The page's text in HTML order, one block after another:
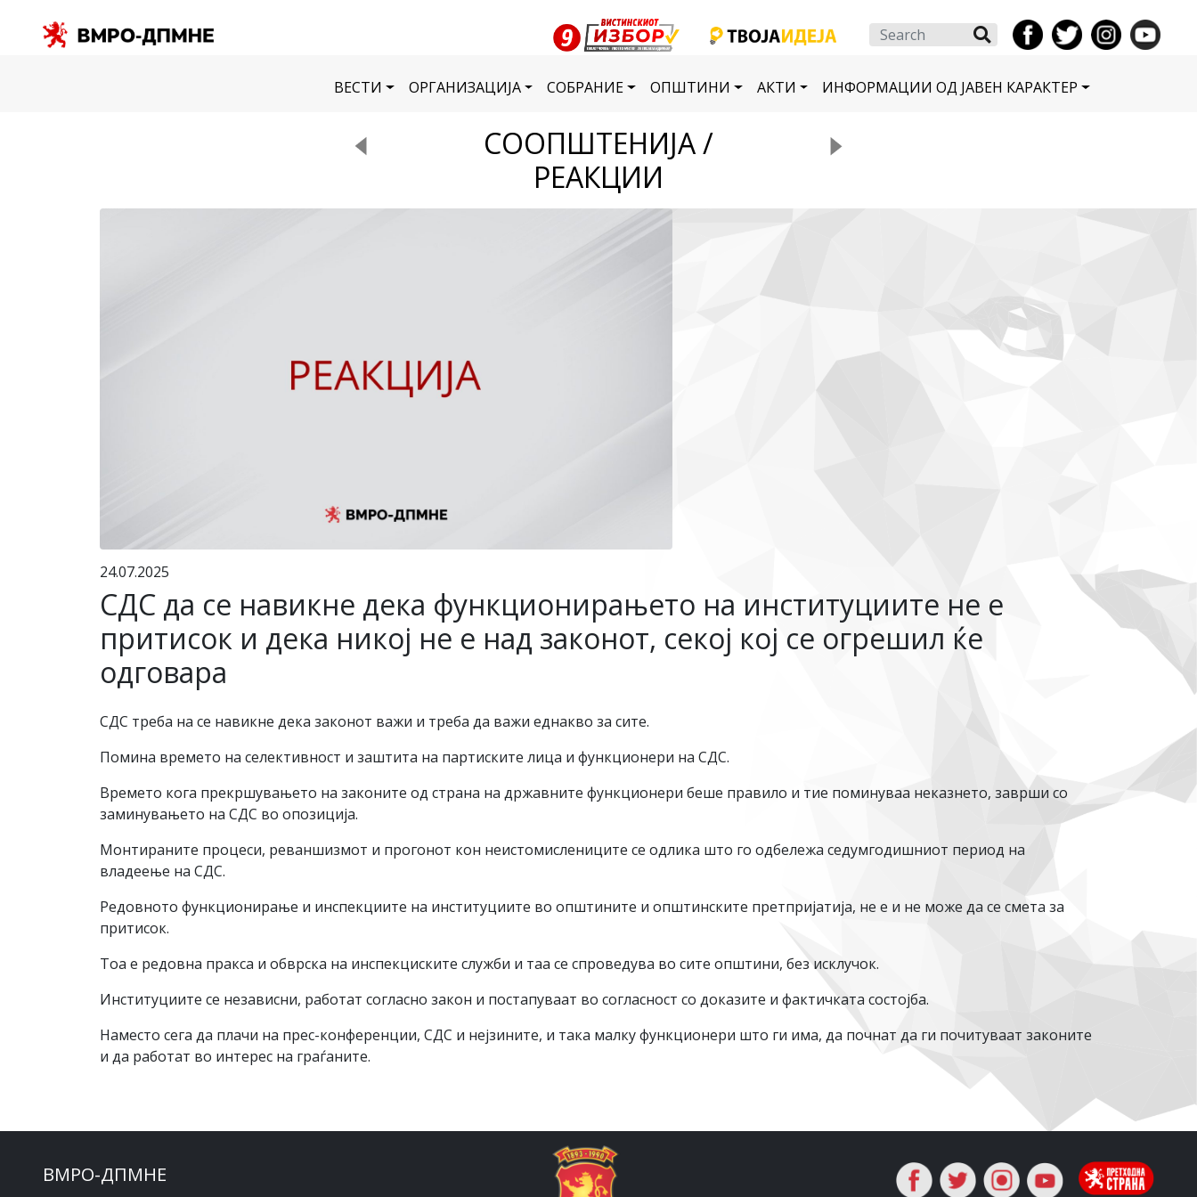
Search
ВЕСТИ ОРГАНИЗАЦИЈА СОБРАНИЕ ОПШТИНИ АКТИ ИНФОРМАЦИИ ОД ЈАВЕН КАРАКТЕР
СООПШТЕНИЈА /
РЕАКЦИИ
24.07.2025
СДС да се навикне дека функционирањето на институциите не е
притисок и дека никој не е над законот, секој кој се огрешил ќе
одговара
СДС треба на се навикне дека законот важи и треба да важи еднакво за сите.
Помина времето на селективност и заштита на партиските лица и функционери на СДС.
Времето кога прекршувањето на законите од страна на државните функционери беше правило и тие поминуваа неказнето, заврши со
заминувањето на СДС во опозиција.
Монтираните процеси, реваншизмот и прогонот кон неистомислениците се одлика што го одбележа седумгодишниот период на
владеење на СДС.
Редовното функционирање и инспекциите на институциите во општините и општинските претпријатија, не е и не може да се смета за
притисок.
Тоа е редовна пракса и обврска на инспекциските служби и таа се спроведува во сите општини, без исклучок.
Институциите се независни, работат согласно закон и постапуваат во согласност со доказите и фактичката состојба.
Наместо сега да плачи на прес-конференции, СДС и нејзините, и така малку функционери што ги има, да почнат да ги почитуваат законите
и да работат во интерес на граѓаните.
ВМРО-ДПМНЕ